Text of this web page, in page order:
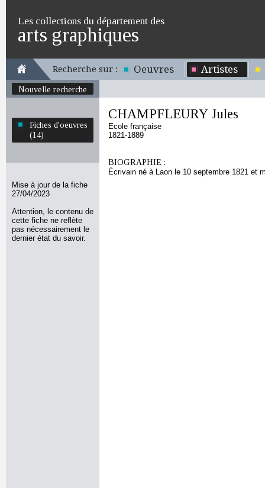
Les collections du département des
arts graphiques
Recherche sur : Oeuvres Artistes
Nouvelle recherche
Fiches d'oeuvres
(14)
Mise à jour de la fiche
27/04/2023
Attention, le contenu de
cette fiche ne reflète
pas nécessairement le
dernier état du savoir.
CHAMPFLEURY Jules
Ecole française
1821-1889
BIOGRAPHIE :
Écrivain né à Laon le 10 septembre 1821 et